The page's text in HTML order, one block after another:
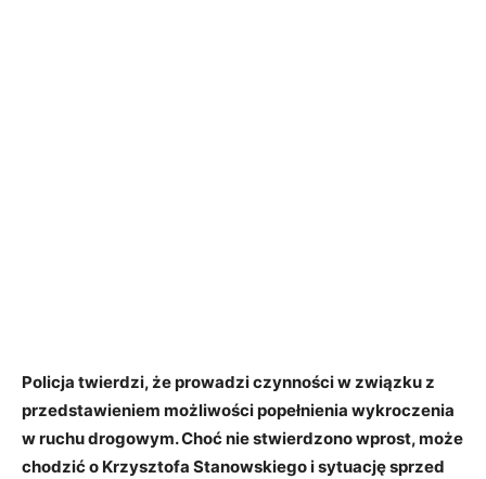
Policja twierdzi, że prowadzi czynności w związku z
przedstawieniem możliwości popełnienia wykroczenia
w ruchu drogowym. Choć nie stwierdzono wprost, może
chodzić o Krzysztofa Stanowskiego i sytuację sprzed